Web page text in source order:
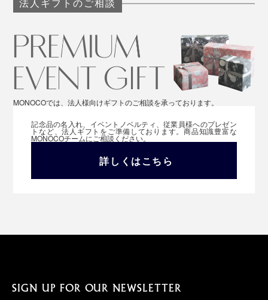
法人ギフトのご相談
MONOCOでは、法人様向けギフトのご相談を承っております。
記念品の名入れ、イベントノベルティ、従業員様へのプレゼン
トなど、法人ギフトをご準備しております。商品知識豊富な
MONOCOチームにご相談ください。
詳しくはこちら
SIGN UP FOR OUR NEWSLETTER